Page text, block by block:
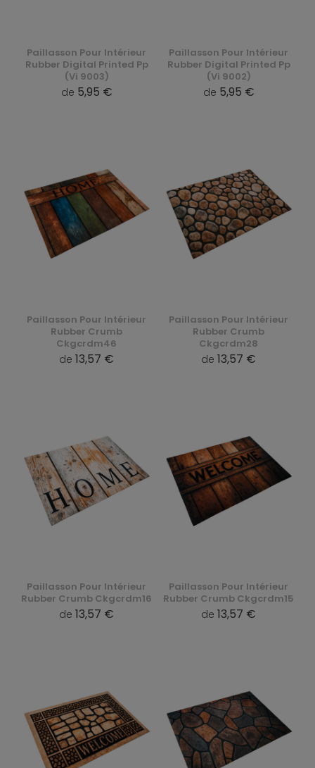
Paillasson Pour Intérieur
Rubber Digital Printed Pp
(Vi 9003)
de 5,95 €
Paillasson Pour Intérieur
Rubber Digital Printed Pp
(Vi 9002)
de 5,95 €
Paillasson Pour Intérieur
Rubber Crumb
Ckgcrdm46
de 13,57 €
Paillasson Pour Intérieur
Rubber Crumb
Ckgcrdm28
de 13,57 €
Paillasson Pour Intérieur
Rubber Crumb Ckgcrdm16
de 13,57 €
Paillasson Pour Intérieur
Rubber Crumb Ckgcrdm15
de 13,57 €